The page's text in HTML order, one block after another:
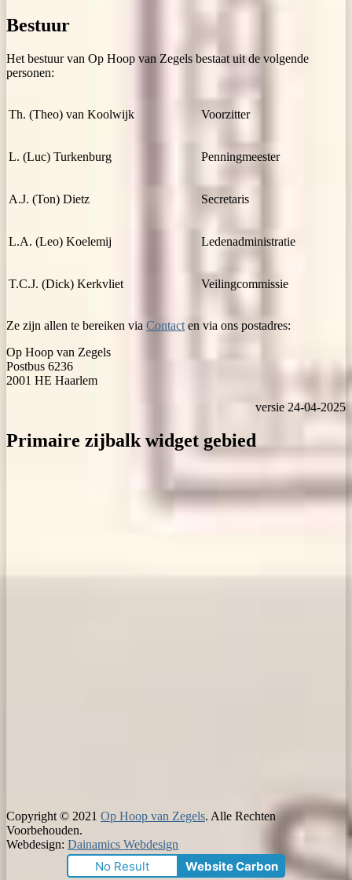
Bestuur
Het bestuur van Op Hoop van Zegels bestaat uit de volgende
personen:
Th. (Theo) van Koolwijk Voorzitter
L. (Luc) Turkenburg Penningmeester
A.J. (Ton) Dietz Secretaris
L.A. (Leo) Koelemij Ledenadministratie
T.C.J. (Dick) Kerkvliet Veilingcommissie
Ze zijn allen te bereiken via Contact en via ons postadres:
Op Hoop van Zegels
Postbus 6236
2001 HE Haarlem
versie 24-04-2025
Primaire zijbalk widget gebied
Copyright © 2021 Op Hoop van Zegels. Alle Rechten
Voorbehouden.
Webdesign: Dainamics Webdesign
No Result Website Carbon